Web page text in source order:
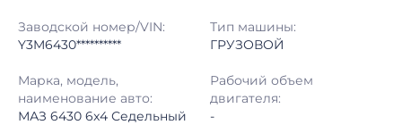
Тип аукциона: Открытые торги
Шаг торгов: 50 000 ₽
Заводской номер/VIN:
Y3M6430**********
Тип машины:
ГРУЗОВОЙ
Марка, модель,
наименование авто:
МАЗ 6430 6x4 Седельный
Рабочий объем
двигателя:
-